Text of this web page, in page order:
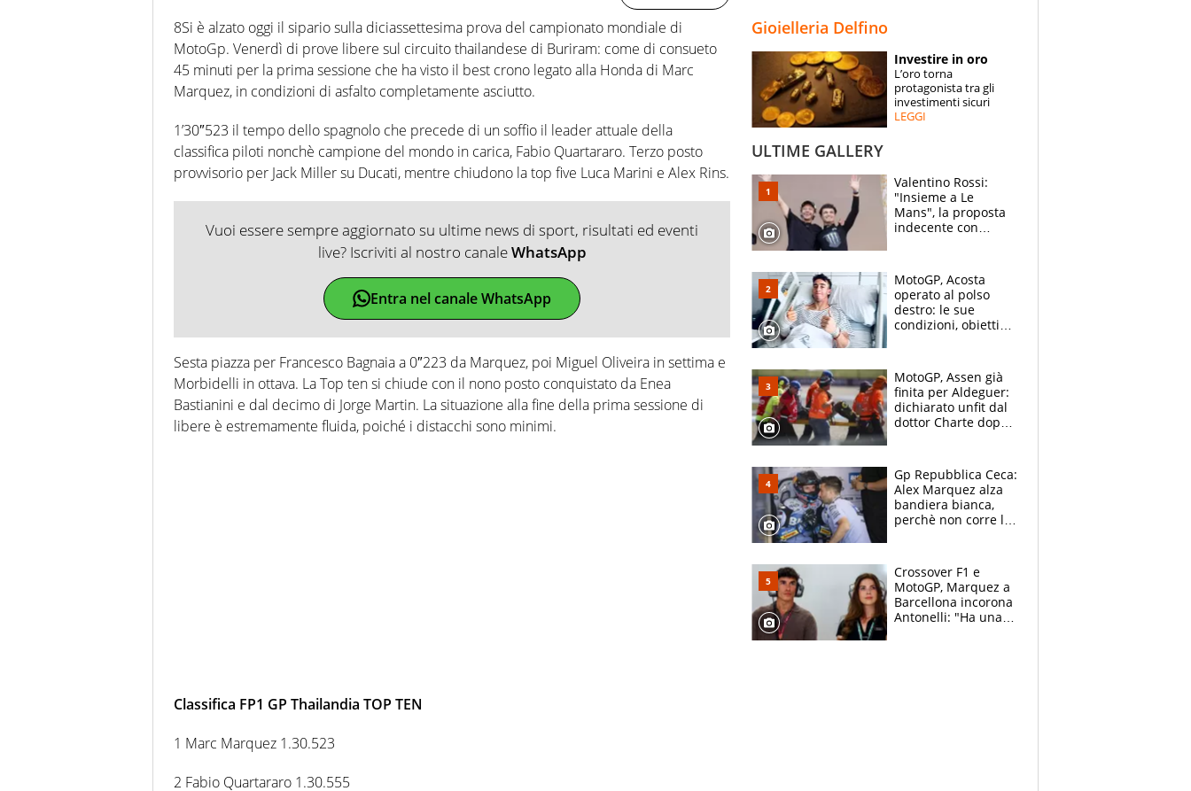
ESPERTI
CONTATTI
8Si è alzato oggi il sipario sulla diciassettesima prova del campionato mondiale di
MotoGp. Venerdì di prove libere sul circuito thailandese di Buriram: come di consueto
45 minuti per la prima sessione che ha visto il best crono legato alla Honda di Marc
Marquez, in condizioni di asfalto completamente asciutto.
1’30″523 il tempo dello spagnolo che precede di un soffio il leader attuale della
classifica piloti nonchè campione del mondo in carica, Fabio Quartararo. Terzo posto
provvisorio per Jack Miller su Ducati, mentre chiudono la top five Luca Marini e Alex Rins.
Vuoi essere sempre aggiornato su ultime news di sport, risultati ed eventi
live? Iscriviti al nostro canaleWhatsApp
Entra nel canale WhatsApp
Sesta piazza per Francesco Bagnaia a 0″223 da Marquez, poi Miguel Oliveira in settima e
Morbidelli in ottava. La Top ten si chiude con il nono posto conquistato da Enea
Bastianini e dal decimo di Jorge Martin. La situazione alla fine della prima sessione di
libere è estremamente fluida, poiché i distacchi sono minimi.
Classifica FP1 GP Thailandia TOP TEN
1 Marc Marquez 1.30.523
2 Fabio Quartararo 1.30.555
Gioielleria Delfino
Investire in oro
L’oro torna
protagonista tra gli
investimenti sicuri
LEGGI
ULTIME GALLERY
Valentino Rossi:
"Insieme a Le
Mans", la proposta
indecente con
Goodwood
MotoGP, Acosta
operato al polso
destro: le sue
condizioni, obiettivo
MotoGP, Assen già
finita per Aldeguer:
dichiarato unfit dal
dottor Charte dopo
Gp Repubblica Ceca:
Alex Marquez alza
bandiera bianca,
perchè non corre la
Crossover F1 e
MotoGP, Marquez a
Barcellona incorona
Antonelli: "Ha una